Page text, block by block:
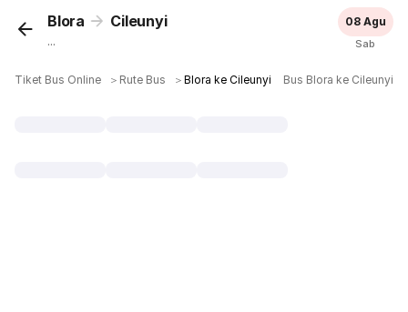
Blora Cileunyi
...
08 Agu
Sab
Tiket Bus Online ＞ Rute Bus ＞Blora ke Cileunyi Bus Blora ke Cileunyi